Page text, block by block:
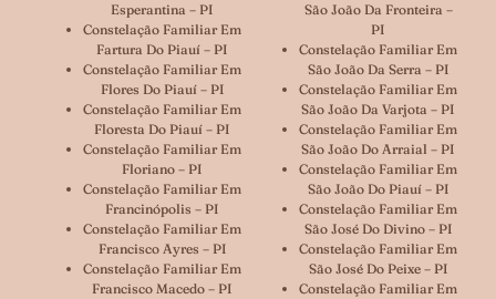
Esperantina – PI
Constelação Familiar Em
Fartura Do Piauí – PI
Constelação Familiar Em
Flores Do Piauí – PI
Constelação Familiar Em
Floresta Do Piauí – PI
Constelação Familiar Em
Floriano – PI
Constelação Familiar Em
Francinópolis – PI
Constelação Familiar Em
Francisco Ayres – PI
Constelação Familiar Em
Francisco Macedo – PI
São João Da Fronteira –
PI
Constelação Familiar Em
São João Da Serra – PI
Constelação Familiar Em
São João Da Varjota – PI
Constelação Familiar Em
São João Do Arraial – PI
Constelação Familiar Em
São João Do Piauí – PI
Constelação Familiar Em
São José Do Divino – PI
Constelação Familiar Em
São José Do Peixe – PI
Constelação Familiar Em